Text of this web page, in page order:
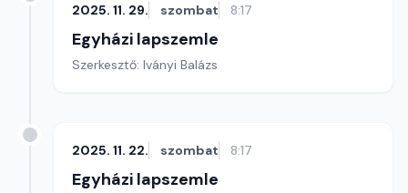
2025. 11. 29. szombat 8:17
Egyházi lapszemle
Szerkesztő: Iványi Balázs
2025. 11. 22. szombat 8:17
Egyházi lapszemle